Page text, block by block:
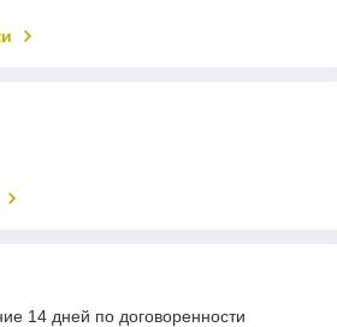
14 дней по договоренности